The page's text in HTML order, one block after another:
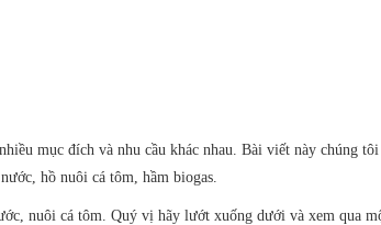
mục đích và nhu cầu khác nhau. Bài viết này chúng
hồ nuôi cá tôm, hầm biogas.
nuôi cá tôm. Quý vị hãy lướt xuống dưới và xem qua